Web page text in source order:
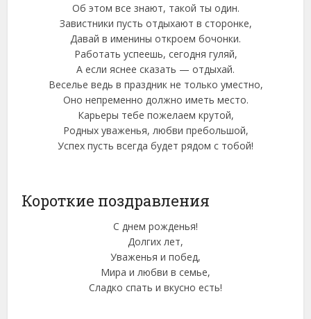
Об этом все знают, такой ты один.
Завистники пусть отдыхают в сторонке,
Давай в именины откроем бочонки.
Работать успеешь, сегодня гуляй,
А если яснее сказать — отдыхай.
Веселье ведь в праздник не только уместно,
Оно непременно должно иметь место.
Карьеры тебе пожелаем крутой,
Родных уваженья, любви пребольшой,
Успех пусть всегда будет рядом с тобой!
Короткие поздравления
С днем рожденья!
Долгих лет,
Уваженья и побед,
Мира и любви в семье,
Сладко спать и вкусно есть!